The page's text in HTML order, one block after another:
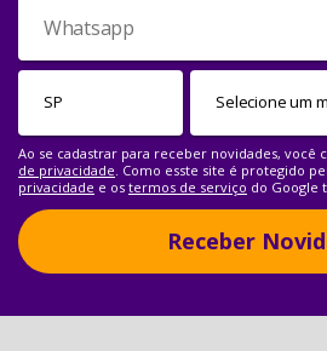
Ao se cadastrar para receber novidades, você
de privacidade. Como esste site é protegido
privacidade e os termos de serviço do Google
Receber